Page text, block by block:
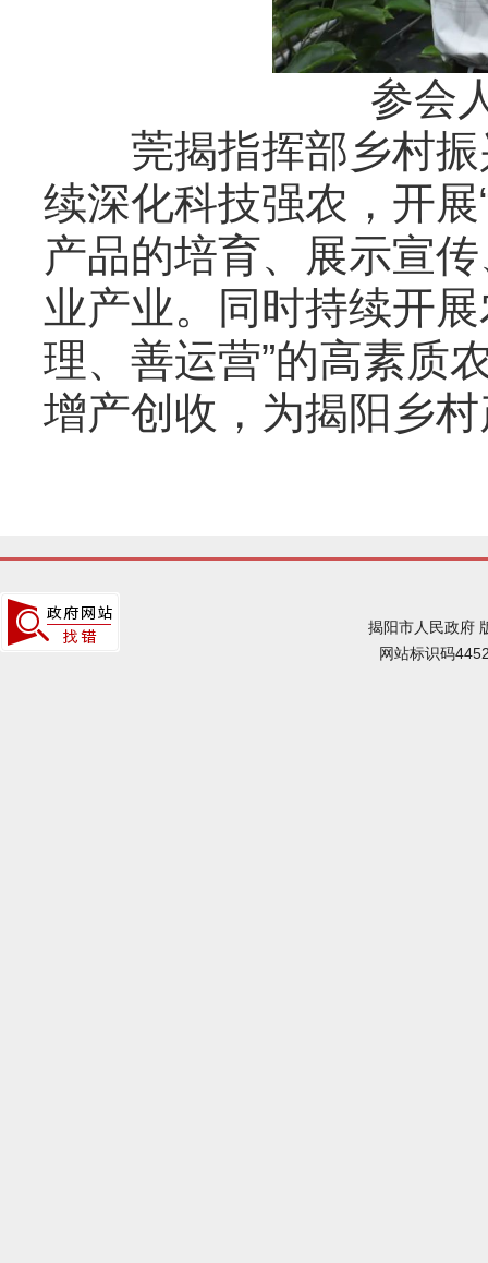
参会
莞揭指挥部乡村振
续深化科技强农，开展
产品的培育、展示宣
业产业。同时持续开
理、善运营”的高素质
增产创收，为揭阳乡
揭阳市人民政府
网站标识码